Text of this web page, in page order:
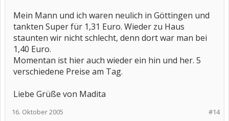
Mein Mann und ich waren neulich in Göttingen und
tankten Super für 1,31 Euro. Wieder zu Haus
staunten wir nicht schlecht, denn dort war man bei
1,40 Euro.
Momentan ist hier auch wieder ein hin und her. 5
verschiedene Preise am Tag.
Liebe Grüße von Madita
#14
16. Oktober 2005